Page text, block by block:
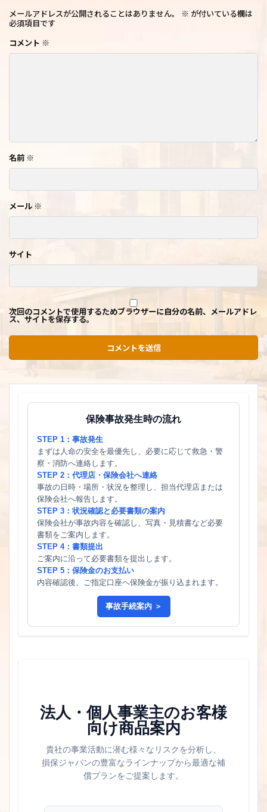
メールアドレスが公開されることはありません。 ※ が付いている欄は
必須項目です
コメント ※
名前 ※
メール ※
サイト
次回のコメントで使用するためブラウザーに自分の名前、メールアドレ
ス、サイトを保存する。
保険事故発生時の流れ
STEP 1：事故発生
まずは人命の安全を最優先し、必要に応じて救急・警
察・消防へ連絡します。
STEP 2：代理店・保険会社へ連絡
事故の日時・場所・状況を整理し、担当代理店または
保険会社へ報告します。
STEP 3：状況確認と必要書類の案内
保険会社が事故内容を確認し、写真・見積書など必要
書類をご案内します。
STEP 4：書類提出
ご案内に沿って必要書類を提出します。
STEP 5：保険金のお支払い
内容確認後、ご指定口座へ保険金が振り込まれます。
事故手続案内 ＞
法人・個人事業主のお客様
向け商品案内
貴社の事業活動に潜む様々なリスクを分析し、
損保ジャパンの豊富なラインナップから最適な補
償プランをご提案します。